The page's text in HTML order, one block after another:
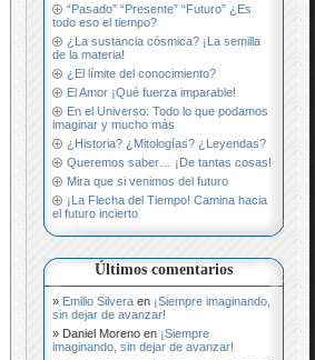
“Pasado” “Presente” “Futuro” ¿Es
todo eso el tiempo?
¿La sustancia cósmica? ¡La semilla
de la materia!
¿El límite del conocimiento?
El Amor ¡Qué fuerza imparable!
En el Universo: Todo lo que podamos
imaginar y mucho más
¿Historia? ¿Mitologías? ¿Leyendas?
Queremos saber… ¡De tantas cosas!
Mira que si venimos del futuro
¡La Flecha del Tiempo! Camina hacia
el futuro incierto
Últimos comentarios
Emilio Silvera en ¡Siempre imaginando,
sin dejar de avanzar!
Daniel Moreno en ¡Siempre
imaginando, sin dejar de avanzar!